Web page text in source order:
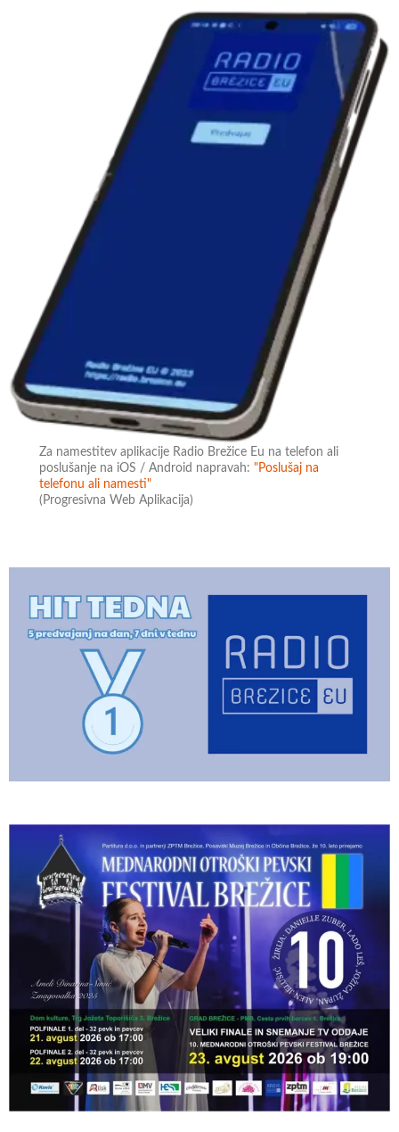
Za namestitev aplikacije Radio Brežice Eu na telefon ali
poslušanje na iOS / Android napravah:"Poslušaj na
telefonu ali namesti"
(Progresivna Web Aplikacija)